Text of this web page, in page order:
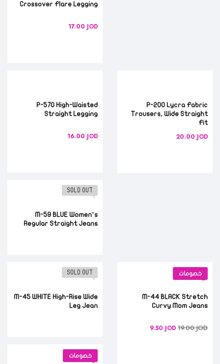
Crossover Flare Legging
17.00 JOD
P-200 Lycra Fabric
Trousers, Wide Straight
Fit
20.00 JOD
P-570 High-Waisted
Straight Legging
16.00 JOD
SOLD OUT
M-59 BLUE Women’s
Regular Straight Jeans
خصومات
M-44 BLACK Stretch
Curvy Mom Jeans
19.00JOD
9.50 JOD
SOLD OUT
M-45 WHITE High-Rise Wide
Leg Jean
خصومات